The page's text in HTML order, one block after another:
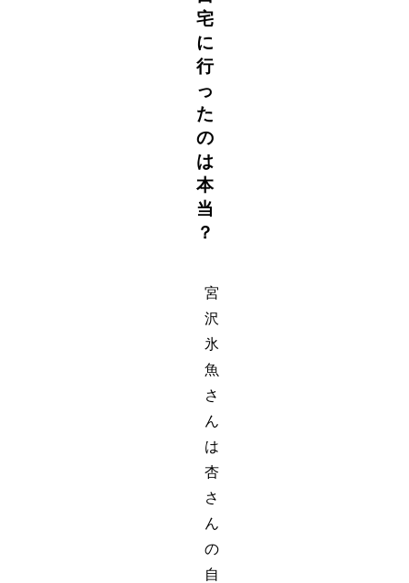
宅
に
行
っ
た
の
は
本
当
？
宮
沢
氷
魚
さ
ん
は
杏
さ
ん
の
自